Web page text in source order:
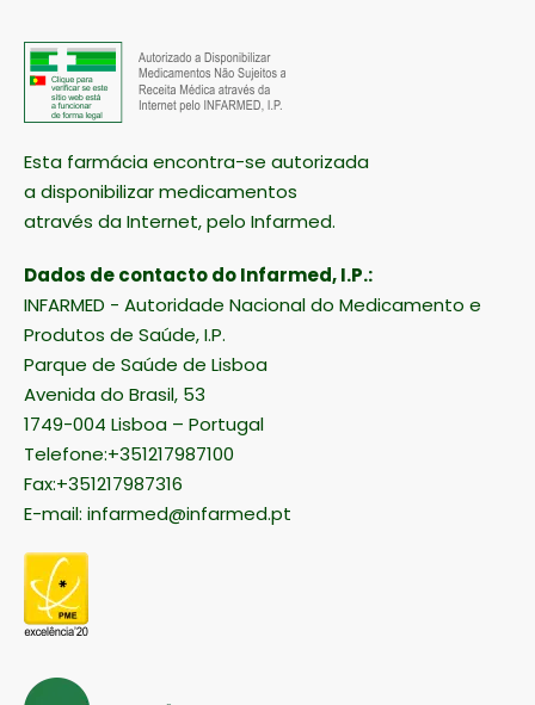
Esta farmácia encontra-se autorizada
a disponibilizar medicamentos
através da Internet, pelo Infarmed.
Dados de contacto do Infarmed, I.P.:
INFARMED - Autoridade Nacional do Medicamento e
Produtos de Saúde, I.P.
Parque de Saúde de Lisboa
Avenida do Brasil, 53
1749-004 Lisboa – Portugal
Telefone:+351217987100
Fax:+351217987316
E-mail: infarmed@infarmed.pt